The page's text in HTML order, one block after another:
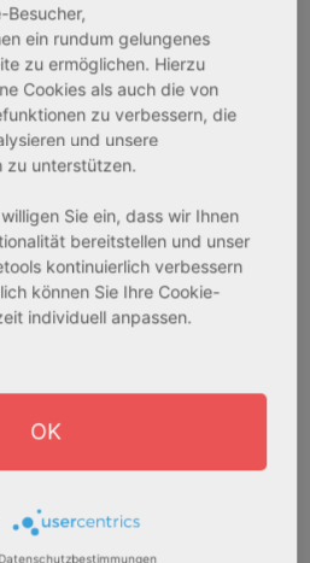
Rendite:
3,50 %
Assetklasse:
Pflegeapartment
Objekteigenschaft:
Bestandsobjekt
50,95 m² - 56,21 m²
Gesamtpreis:
Besucher,
ein rundum gelungenes
zu ermöglichen. Hierzu
Cookies als auch die von
zu verbessern, die
und unsere
zu unterstützen.
Sie ein, dass wir Ihnen
bereitstellen und unser
kontinuierlich verbessern
können Sie Ihre Cookie-
individuell anpassen.
OK
Datenschutzbestimmungen